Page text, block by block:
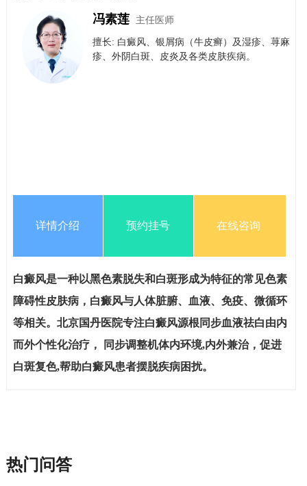
冯素莲 主任医师
擅长: 白癜风、银屑病（牛皮癣）​及​湿疹、荨麻
疹、外阴白斑、皮炎及各类皮肤疾病。
详情介绍 预约挂号 在线咨询
白癜风是一种以黑色素脱失和白斑形成为特征的常见色素
障碍性皮肤病，白癜风与人体脏腑、血液、免疫、微循环
等相关。北京国丹医院专注白癜风源根同步血液祛白由内
而外个性化治疗， 同步调整机体内环境,内外兼治，促进
白斑复色,帮助白癜风患者摆脱疾病困扰。
热门问答